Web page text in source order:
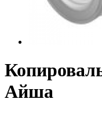
Айша